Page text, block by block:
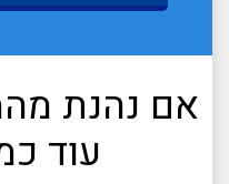
אם נהנת
עוד